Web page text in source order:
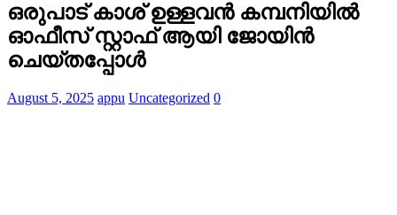
ഒരുപാട് കാശ് ഉള്ളവൻ കമ്പനിയിൽ
ഓഫീസ് സ്റ്റാഫ് ആയി ജോയിൻ
ചെയ്തപ്പോൾ
August 5, 2025 appu Uncategorized 0